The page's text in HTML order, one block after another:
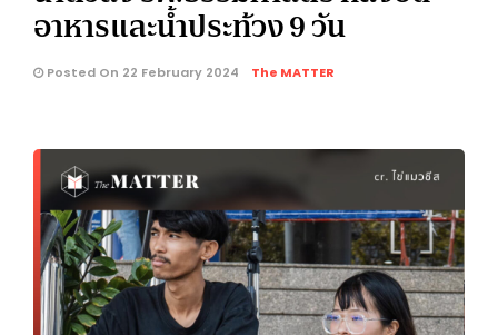
อาหารและน้ำประท้วง 9 วัน
Posted On 22 February 2024 The MATTER